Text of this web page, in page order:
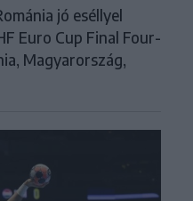
jó eséllyel
Euro Cup Final Four-
Magyarország,